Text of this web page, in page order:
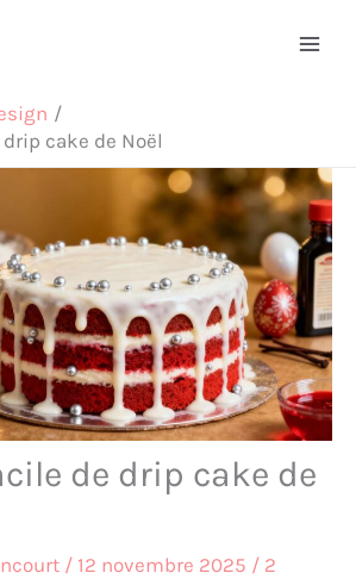
cake de Noël
de drip cake de
/ 12 novembre 2025 / 2